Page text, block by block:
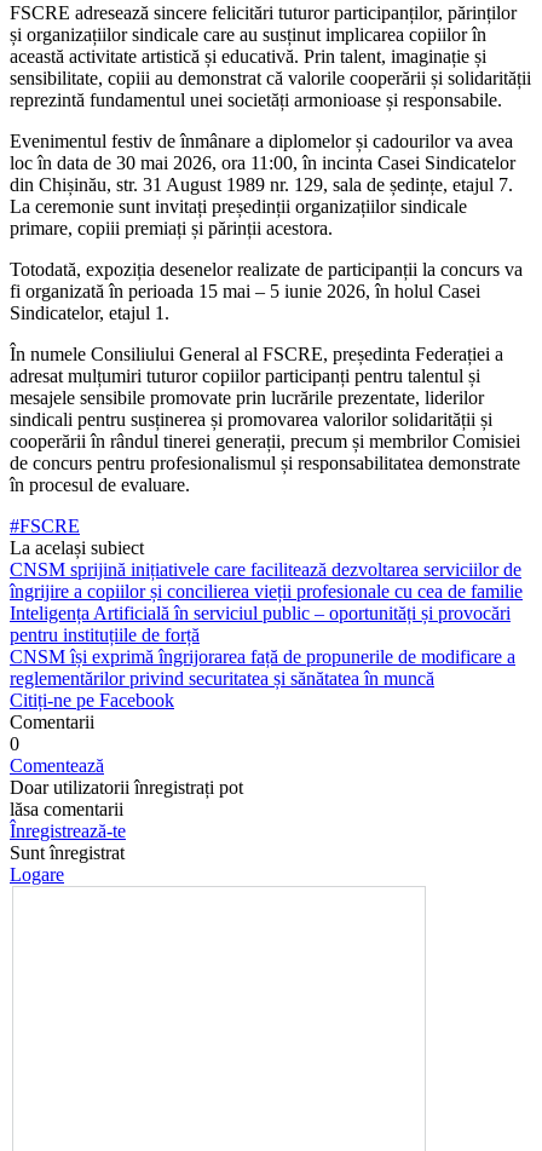
FSCRE adresează sincere felicitări tuturor participanților, părinților
și organizațiilor sindicale care au susținut implicarea copiilor în
această activitate artistică și educativă. Prin talent, imaginație și
sensibilitate, copiii au demonstrat că valorile cooperării și solidarității
reprezintă fundamentul unei societăți armonioase și responsabile.
Evenimentul festiv de înmânare a diplomelor și cadourilor va avea
loc în data de 30 mai 2026, ora 11:00, în incinta Casei Sindicatelor
din Chișinău, str. 31 August 1989 nr. 129, sala de ședințe, etajul 7.
La ceremonie sunt invitați președinții organizațiilor sindicale
primare, copiii premiați și părinții acestora.
Totodată, expoziția desenelor realizate de participanții la concurs va
fi organizată în perioada 15 mai – 5 iunie 2026, în holul Casei
Sindicatelor, etajul 1.
În numele Consiliului General al FSCRE, președinta Federației a
adresat mulțumiri tuturor copiilor participanți pentru talentul și
mesajele sensibile promovate prin lucrările prezentate, liderilor
sindicali pentru susținerea și promovarea valorilor solidarității și
cooperării în rândul tinerei generații, precum și membrilor Comisiei
de concurs pentru profesionalismul și responsabilitatea demonstrate
în procesul de evaluare.
#FSCRE
La același subiect
CNSM sprijină inițiativele care facilitează dezvoltarea serviciilor de
îngrijire a copiilor și concilierea vieții profesionale cu cea de familie
Inteligența Artificială în serviciul public – oportunități și provocări
pentru instituțiile de forță
CNSM își exprimă îngrijorarea față de propunerile de modificare a
reglementărilor privind securitatea și sănătatea în muncă
Citiți-ne pe Facebook
Comentarii
0
Comentează
Doar utilizatorii înregistrați pot
lăsa comentarii
Înregistrează-te
Sunt înregistrat
Logare